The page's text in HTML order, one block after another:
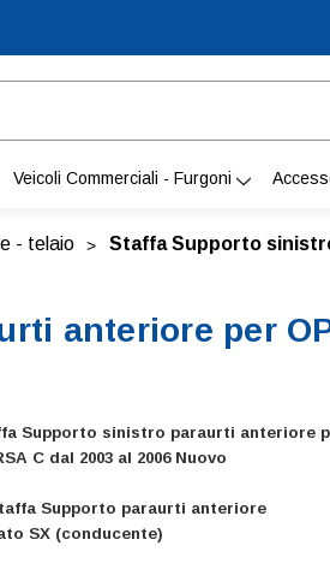
Veicoli Commerciali - Furgoni
- telaio Staffa Supporto
anteriore per
Supporto sinistro paraurti anteriore
C dal 2003 al 2006 Nuovo
Supporto paraurti anteriore
SX (conducente)